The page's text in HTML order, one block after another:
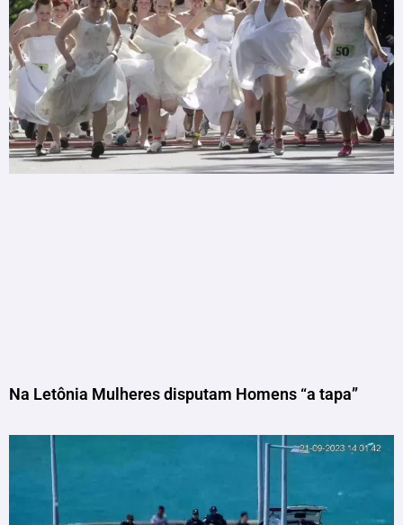
Na Letônia Mulheres disputam Homens “a tapa”